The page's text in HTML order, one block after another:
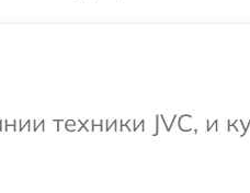
техники JVC, и